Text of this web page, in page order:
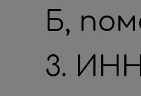
Б,
3.